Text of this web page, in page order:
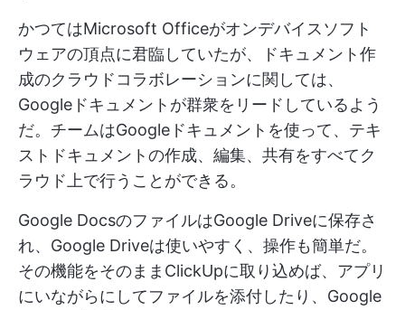
かつてはMicrosoft Officeがオンデバイスソフト
ウェアの頂点に君臨していたが、ドキュメント作
成のクラウドコラボレーションに関しては、
Googleドキュメントが群衆をリードしているよう
だ。チームはGoogleドキュメントを使って、テキ
ストドキュメントの作成、編集、共有をすべてク
ラウド上で行うことができる。
Google DocsのファイルはGoogle Driveに保存さ
れ、Google Driveは使いやすく、操作も簡単だ。
その機能をそのままClickUpに取り込めば、アプリ
にいながらにしてファイルを添付したり、Google